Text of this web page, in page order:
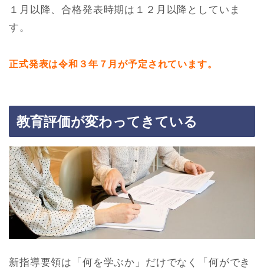
１月以降、合格発表時期は１２月以降としていま
す。
正式発表は令和３年７月が予定されています。
教育評価が変わってきている
新指導要領は「何を学ぶか」だけでなく「何ができ